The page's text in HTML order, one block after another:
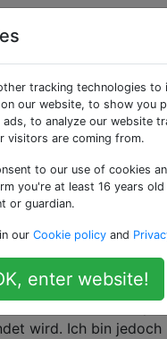
Pi
ich
auf
Pi
derzeit ein Projekt für
bei dem der
wird. Ich bin jedoch
tracking technologies to
our website, to show you
to analyze our website
visitors are coming from.
to our use of cookies
you're at least 16 years
or guardian.
our Cookie policy and
enter website!